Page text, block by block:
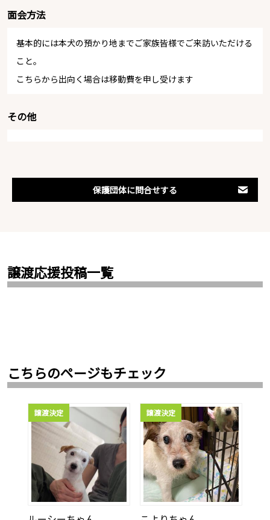
面会方法
基本的には本犬の預かり地までご家族皆様でご来訪いただける
こと。
こちらから出向く場合は移動費を申し受けます
その他
保護団体に問合せする
譲渡応援投稿一覧
こちらのページもチェック
譲渡決定 譲渡決定